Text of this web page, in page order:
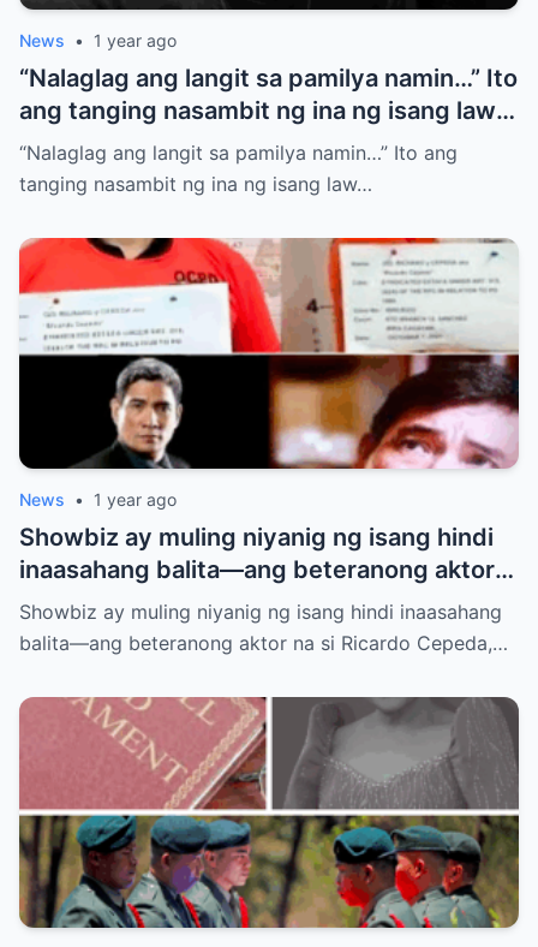
News • 1 year ago
“Nalaglag ang langit sa pamilya namin…” Ito
ang tanging nasambit ng ina ng isang law
student na ilang araw nang nawawala
matapos lamang mag
“Nalaglag ang langit sa pamilya namin…” Ito ang
tanging nasambit ng ina ng isang law…
News • 1 year ago
Showbiz ay muling niyanig ng isang hindi
inaasahang balita—ang beteranong aktor
na si Ricardo Cepeda, na minahal ng
publiko sa kanyang matitinding papel
Showbiz ay muling niyanig ng isang hindi inaasahang
balita—ang beteranong aktor na si Ricardo Cepeda,…